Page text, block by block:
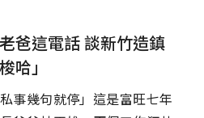
爸這電話 談新竹造鎮
哈」
事幾句就停」這是富旺七年